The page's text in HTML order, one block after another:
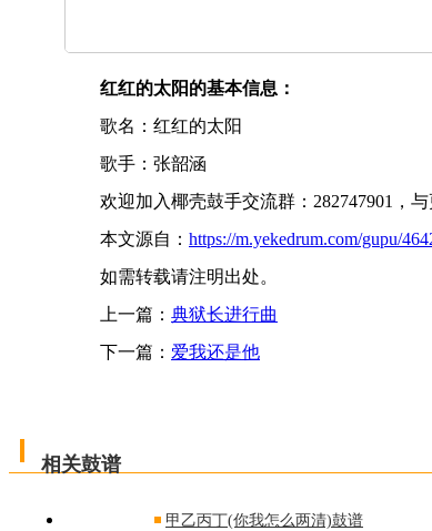
红红的太阳的基本信息：
歌名：红红的太阳
歌手：张韶涵
欢迎加入椰壳鼓手交流群：282747901，
本文源自： https://m.yekedrum.com/gupu/
如需转载请注明出处。
上一篇： 典狱长进行曲
下一篇： 爱我还是他
相关鼓谱
甲乙丙丁(你我怎么两清)鼓谱